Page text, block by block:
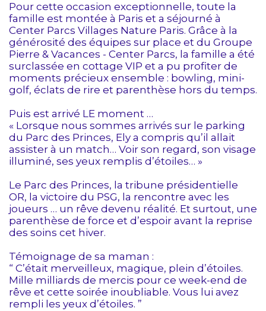
Pour cette occasion exceptionnelle, toute la
famille est montée à Paris et a séjourné à
Center Parcs Villages Nature Paris. Grâce à la
générosité des équipes sur place et du Groupe
Pierre & Vacances - Center Parcs, la famille a été
surclassée en cottage VIP et a pu profiter de
moments précieux ensemble : bowling, mini-
golf, éclats de rire et parenthèse hors du temps.
Puis est arrivé LE moment …
« Lorsque nous sommes arrivés sur le parking
du Parc des Princes, Ely a compris qu’il allait
assister à un match… Voir son regard, son visage
illuminé, ses yeux remplis d’étoiles… »
Le Parc des Princes, la tribune présidentielle
OR, la victoire du PSG, la rencontre avec les
joueurs … un rêve devenu réalité. Et surtout, une
parenthèse de force et d’espoir avant la reprise
des soins cet hiver.
Témoignage de sa maman :
“ C’était merveilleux, magique, plein d’étoiles.
Mille milliards de mercis pour ce week-end de
rêve et cette soirée inoubliable. Vous lui avez
rempli les yeux d’étoiles. ”